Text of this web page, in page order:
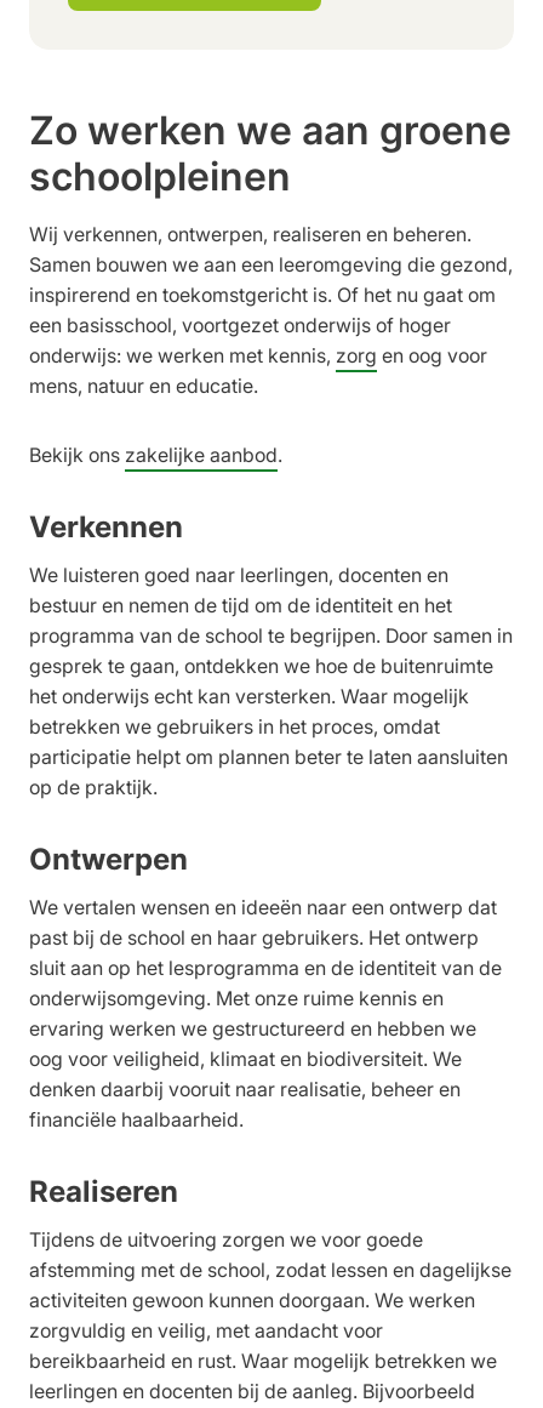
Zo werken we aan groene
schoolpleinen
Wij verkennen, ontwerpen, realiseren en beheren.
Samen bouwen we aan een leeromgeving die gezond,
inspirerend en toekomstgericht is. Of het nu gaat om
een basisschool, voortgezet onderwijs of hoger
onderwijs: we werken met kennis, zorg en oog voor
mens, natuur en educatie.
Bekijk ons zakelijke aanbod.
Verkennen
We luisteren goed naar leerlingen, docenten en
bestuur en nemen de tijd om de identiteit en het
programma van de school te begrijpen. Door samen in
gesprek te gaan, ontdekken we hoe de buitenruimte
het onderwijs echt kan versterken. Waar mogelijk
betrekken we gebruikers in het proces, omdat
participatie helpt om plannen beter te laten aansluiten
op de praktijk.
Ontwerpen
We vertalen wensen en ideeën naar een ontwerp dat
past bij de school en haar gebruikers. Het ontwerp
sluit aan op het lesprogramma en de identiteit van de
onderwijsomgeving. Met onze ruime kennis en
ervaring werken we gestructureerd en hebben we
oog voor veiligheid, klimaat en biodiversiteit. We
denken daarbij vooruit naar realisatie, beheer en
financiële haalbaarheid.
Realiseren
Tijdens de uitvoering zorgen we voor goede
afstemming met de school, zodat lessen en dagelijkse
activiteiten gewoon kunnen doorgaan. We werken
zorgvuldig en veilig, met aandacht voor
bereikbaarheid en rust. Waar mogelijk betrekken we
leerlingen en docenten bij de aanleg. Bijvoorbeeld